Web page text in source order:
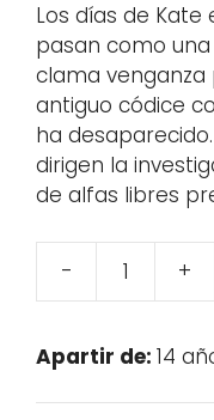
Los días de
pasan como
clama venganza
antiguo códice
ha
dirigen la
de alfas libres
- +
Apartir de: 14